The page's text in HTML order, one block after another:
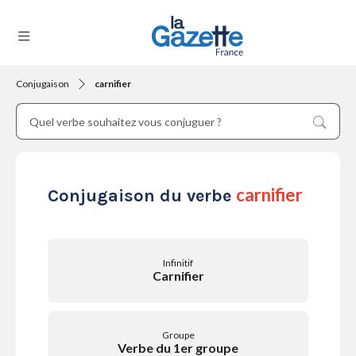
THÉMATIQUES
Conjugaison carnifier
Conjugaison du verbe carnifier
Infinitif
Carnifier
Groupe
Verbe du 1er groupe